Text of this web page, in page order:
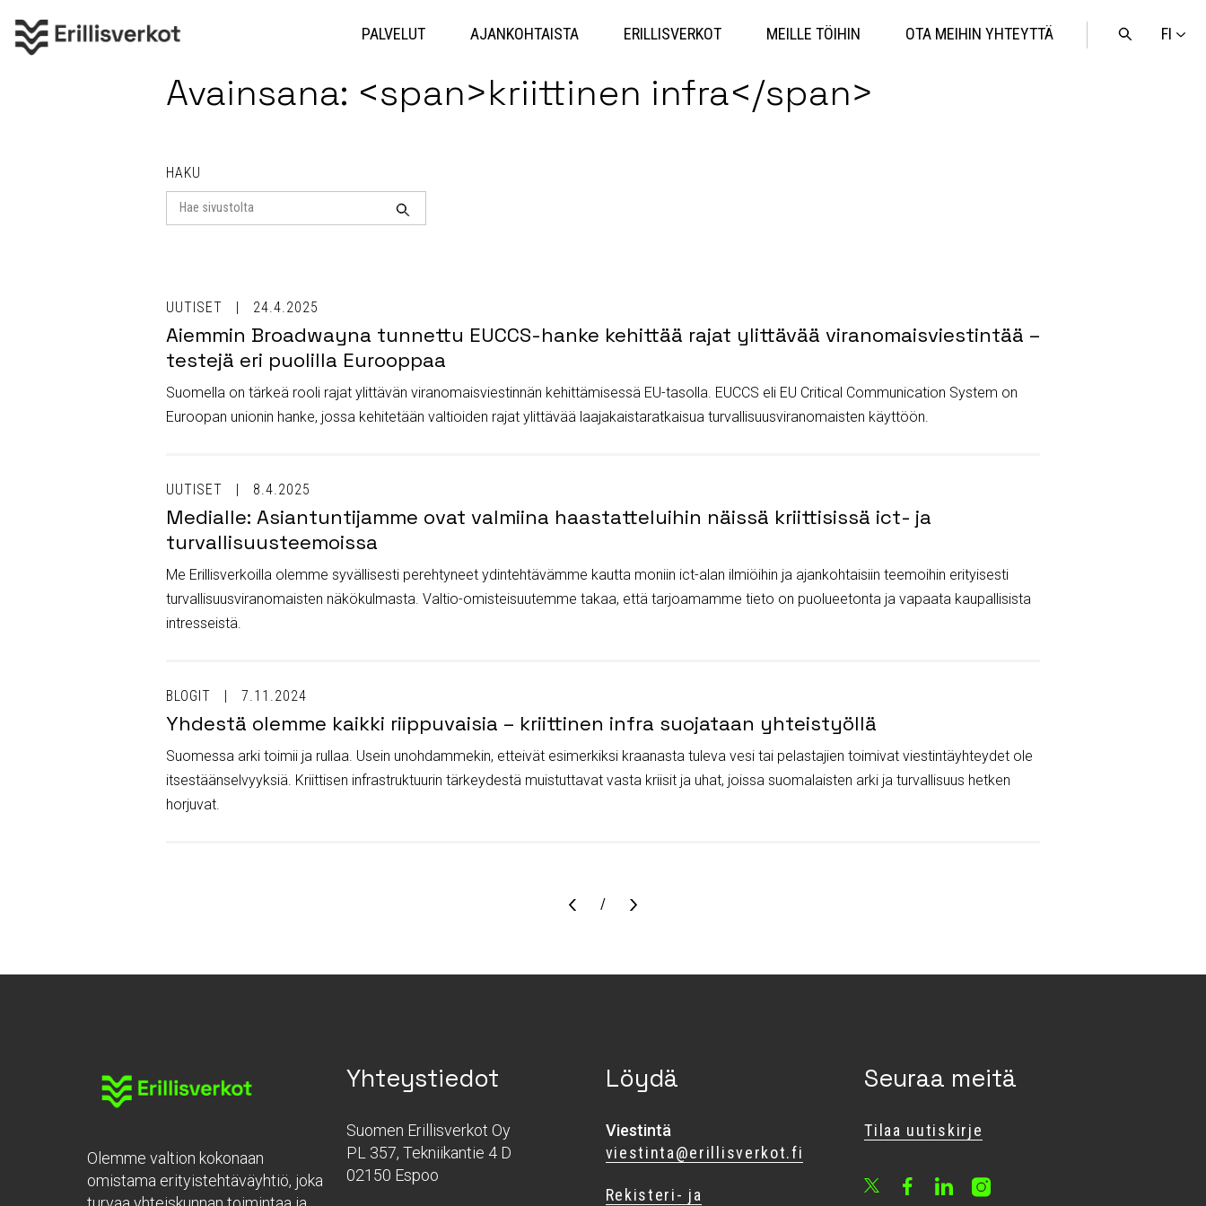
sisältöön
FI
Avaa
PALVELUT AJANKOHTAISTA ERILLISVERKOT MEILLE TÖIHIN OTA MEIHIN YHTEYTTÄ
Avainsana: <span>kriittinen infra</span>
HAKU
Search
for
Haku
UUTISET 24.4.2025
Aiemmin Broadwayna tunnettu EUCCS-hanke kehittää rajat ylittävää viranomaisviestintää –
testejä eri puolilla Eurooppaa
Suomella on tärkeä rooli rajat ylittävän viranomaisviestinnän kehittämisessä EU-tasolla. EUCCS eli EU Critical Communication System on
Euroopan unionin hanke, jossa kehitetään valtioiden rajat ylittävää laajakaistaratkaisua turvallisuusviranomaisten käyttöön.
UUTISET 8.4.2025
Medialle: Asiantuntijamme ovat valmiina haastatteluihin näissä kriittisissä ict- ja
turvallisuusteemoissa
Me Erillisverkoilla olemme syvällisesti perehtyneet ydintehtävämme kautta moniin ict-alan ilmiöihin ja ajankohtaisiin teemoihin erityisesti
turvallisuusviranomaisten näkökulmasta. Valtio-omisteisuutemme takaa, että tarjoamamme tieto on puolueetonta ja vapaata kaupallisista
intresseistä.
BLOGIT 7.11.2024
Yhdestä olemme kaikki riippuvaisia – kriittinen infra suojataan yhteistyöllä
Suomessa arki toimii ja rullaa. Usein unohdammekin, etteivät esimerkiksi kraanasta tuleva vesi tai pelastajien toimivat viestintäyhteydet ole
itsestäänselvyyksiä. Kriittisen infrastruktuurin tärkeydestä muistuttavat vasta kriisit ja uhat, joissa suomalaisten arki ja turvallisuus hetken
horjuvat.
Sivu
/
Olemme valtion kokonaan
omistama erityistehtäväyhtiö, joka
Yhteystiedot
Suomen Erillisverkot Oy
PL 357, Tekniikantie 4 D
02150 Espoo
Löydä
Viestintä
viestinta@erillisverkot.fi
Rekisteri- ja
Seuraa meitä
Tilaa uutiskirje
FacebookLinkedInInstagram